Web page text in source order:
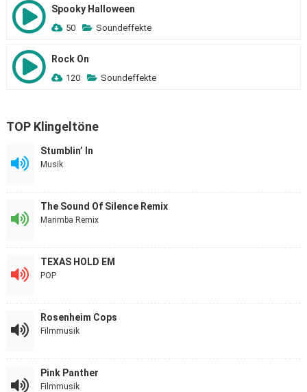
Spooky Halloween
50 Soundeffekte
Rock On
120 Soundeffekte
TOP Klingeltöne
Stumblin’ In
Musik
The Sound Of Silence Remix
Marimba Remix
TEXAS HOLD EM
POP
Rosenheim Cops
Filmmusik
Pink Panther
Filmmusik